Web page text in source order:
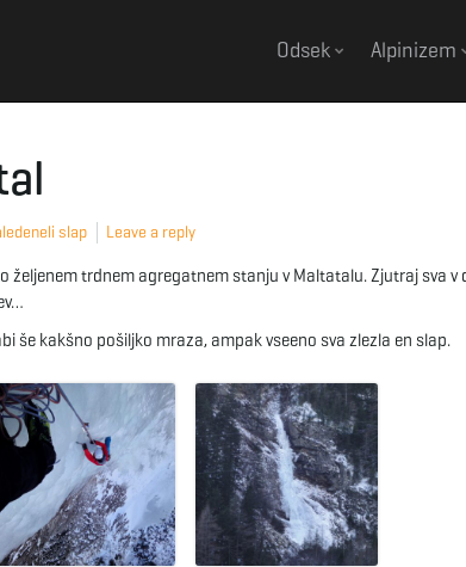
Odsek Alpinizem
slap Leave a reply
željenem trdnem agregatnem stanju v Maltatalu. Zjutraj sva v
še kakšno pošiljko mraza, ampak vseeno sva zlezla en slap.